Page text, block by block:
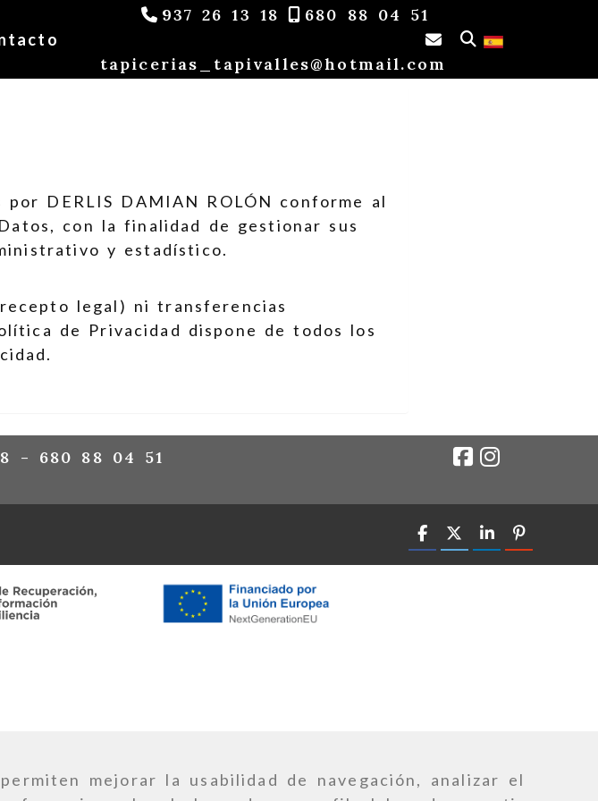
mejorar la usabilidad de navegación, analizar el
937 26 13 18 680 88 04 51
tapicerias_tapivalles hotmail.com
por DERLIS DAMIAN ROLÓN conforme al
con la finalidad de gestionar sus
y estadístico.
legal) ni transferencias
de Privacidad dispone de todos los
-
680 88 04 51